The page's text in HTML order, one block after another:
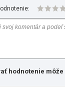
hodnotenie môže